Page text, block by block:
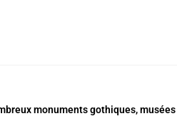
monuments gothiques, musées